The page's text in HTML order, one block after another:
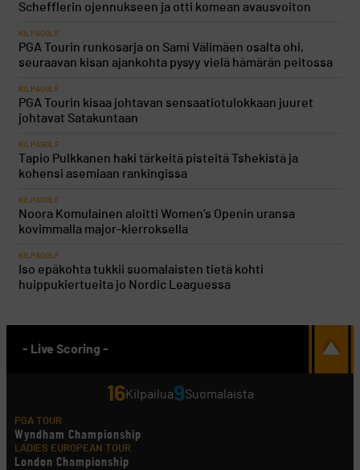
Schefflerin ojennukseen ja otti komean avausvoiton
KILPAGOLF
PGA Tourin runkosarja on Sami Välimäen osalta ohi,
seuraavan kisan ajankohta pysyy vielä hämärän peitossa
KILPAGOLF
PGA Tourin kisaa johtavan sensaatiotulokkaan juuret
johtavat Satakuntaan
KILPAGOLF
Tapio Pulkkanen haki tärkeitä pisteitä Tshekistä ja
kohensi asemiaan rankingissa
KILPAGOLF
Noora Komulainen aloitti Women’s Openin uransa
kovimmalla major-kierroksella
KILPAGOLF
Iso epäkohta tukkii suomalaisten tietä kohti
huippukiertueita jo Nordic Leaguessa
- Live Scoring -
16Kilpailua9Suomalaista
PGA TOUR
Wyndham Championship
LADIES EUROPEAN TOUR
London Championship